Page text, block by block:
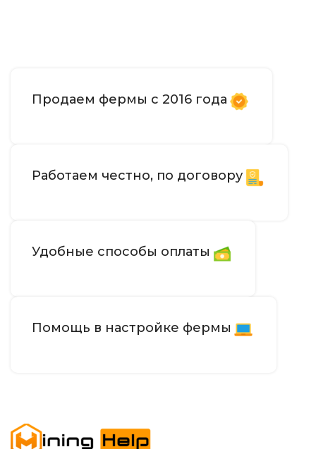
Продаем фермы с 2016 года
Работаем честно, по договору
Удобные способы оплаты
Помощь в настройке фермы